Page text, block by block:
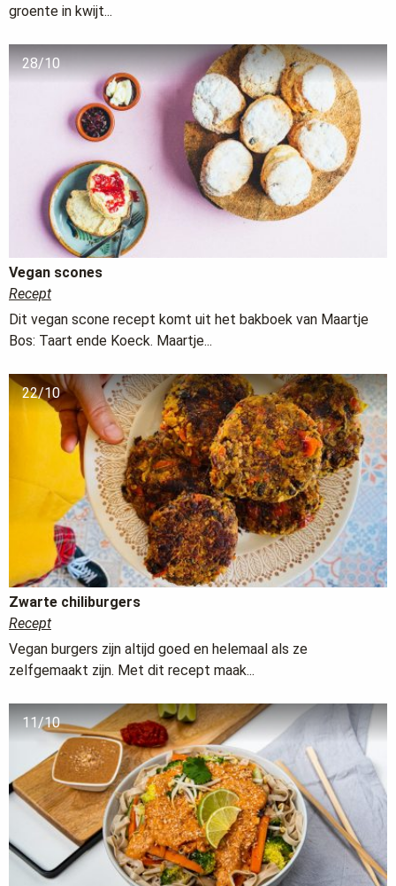
groente in kwijt...
28/10
Vegan scones
Recept
Dit vegan scone recept komt uit het bakboek van Maartje
Bos: Taart ende Koeck. Maartje...
22/10
Zwarte chiliburgers
Recept
Vegan burgers zijn altijd goed en helemaal als ze
zelfgemaakt zijn. Met dit recept maak...
11/10